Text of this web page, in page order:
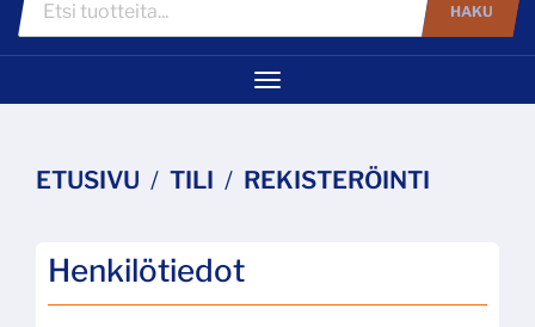
HAKU
Navigaatio
ETUSIVU TILI REKISTERÖINTI
Henkilötiedot